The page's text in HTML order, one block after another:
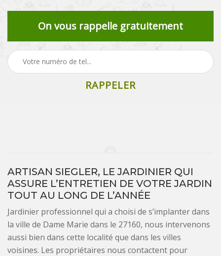
On vous rappelle gratuitement
ARTISAN SIEGLER, LE JARDINIER QUI
ASSURE L’ENTRETIEN DE VOTRE JARDIN
TOUT AU LONG DE L’ANNÉE
Jardinier professionnel qui a choisi de s’implanter dans
la ville de Dame Marie dans le 27160, nous intervenons
aussi bien dans cette localité que dans les villes
voisines. Les propriétaires nous contactent pour